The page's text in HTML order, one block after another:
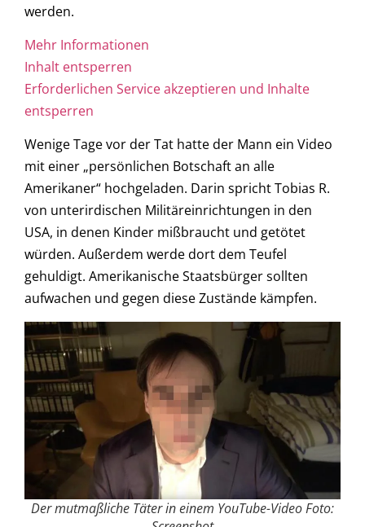
werden.
Mehr Informationen
Inhalt entsperren
Erforderlichen Service akzeptieren und Inhalte
entsperren
Wenige Tage vor der Tat hatte der Mann ein Video
mit einer „persönlichen Botschaft an alle
Amerikaner“ hochgeladen. Darin spricht Tobias R.
von unterirdischen Militäreinrichtungen in den
USA, in denen Kinder mißbraucht und getötet
würden. Außerdem werde dort dem Teufel
gehuldigt. Amerikanische Staatsbürger sollten
aufwachen und gegen diese Zustände kämpfen.
Der mutmaßliche Täter in einem YouTube-Video Foto: